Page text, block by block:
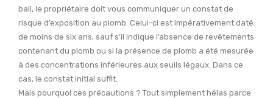
bail, le propriétaire doit vous communiquer un constat de
risque d’exposition au plomb. Celui-ci est impérativement daté
de moins de six ans, sauf s’il indique l’absence de revêtements
contenant du plomb ou si la présence de plomb a été mesurée
à des concentrations inférieures aux seuils légaux. Dans ce
cas, le constat initial suffit.
Mais pourquoi ces précautions ? Tout simplement hélas parce